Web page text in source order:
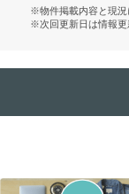
※物件掲載内容と現況
※次回更新日は情報更